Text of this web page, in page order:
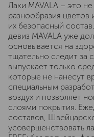
Лаки MAVALA – это
разнообразия
их безопасный
девиз MAVALA уже
основывается на
тщательно следит за
выпускает только
которые не нанесут
специальным
воздух и позволяет
слоями покрытия.
составов,
усовершенствовать